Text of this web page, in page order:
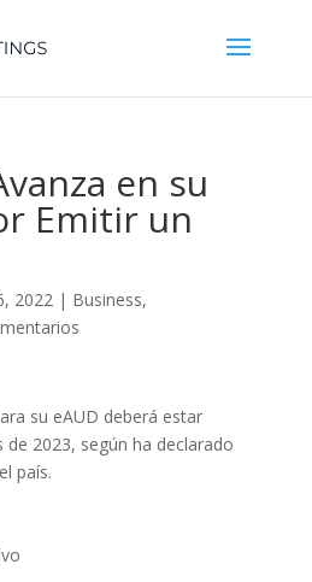
en su
Emitir un
2022| Business,
su eAUD deberá estar
2023, según ha declarado
país.